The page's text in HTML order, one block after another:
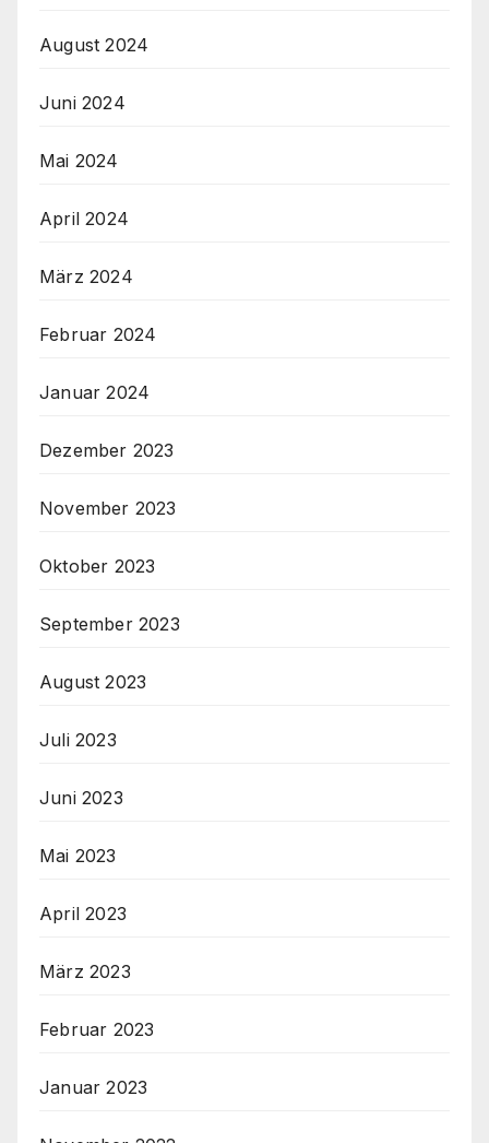
August 2024
Juni 2024
Mai 2024
April 2024
März 2024
Februar 2024
Januar 2024
Dezember 2023
November 2023
Oktober 2023
September 2023
August 2023
Juli 2023
Juni 2023
Mai 2023
April 2023
März 2023
Februar 2023
Januar 2023